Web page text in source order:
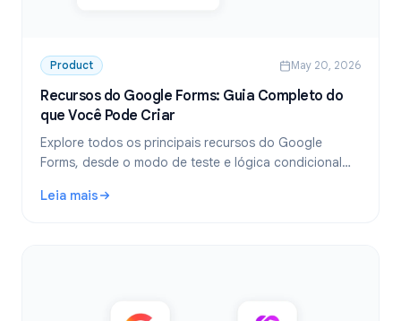
Product May 20, 2026
Recursos do Google Forms: Guia Completo do
que Você Pode Criar
Explore todos os principais recursos do Google
Forms, desde o modo de teste e lógica condicional
tempo. O guia completo de funcionalidades.
Leia mais
: Recursos do Google Forms: Guia Completo do que Você